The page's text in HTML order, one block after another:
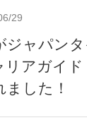
29
ジャパン
アガイド
した！